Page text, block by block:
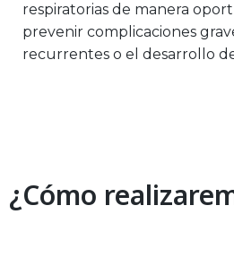
respiratorias de manera
prevenir complicaciones
recurrentes o el desarrollo
¿Cómo